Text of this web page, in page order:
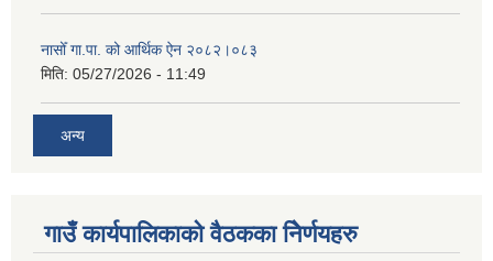
नासोँ गा.पा. को आर्थिक ऐन २०८२।०८३
मिति: 05/27/2026 - 11:49
अन्य
गाउँ कार्यपालिकाको वैठकका निेर्णयहरु